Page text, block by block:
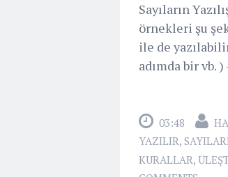
Sayıların
örnekleri şu
ile de
adımda bir vb.
03:48
YAZILIR,
KURALLAR,